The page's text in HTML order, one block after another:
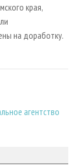
края,
на доработку.
агентство